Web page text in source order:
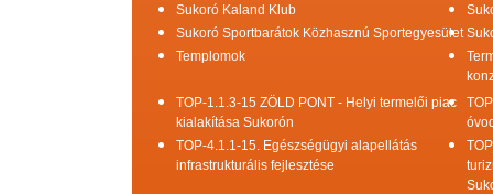
Sukoró Kaland Klub
Sukoró Sportbarátok Közhasznú Sportegyesület
Templomok
TOP-1.1.3-15 ZÖLD PONT - Helyi termelői piac
kialakítása Sukorón
TOP-4.1.1-15. Egészségügyi alapellátás
infrastrukturális fejlesztése